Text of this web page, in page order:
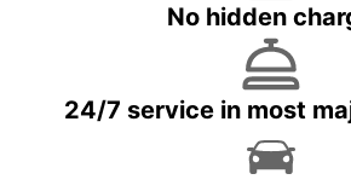
No hidden
24/7 service in most